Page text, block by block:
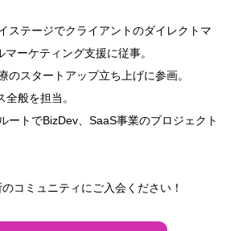
ステージでクライアントのダイレクトマ
ーケティング支援に従事。
のスタートアップ立ち上げに参画。
般を担当。
ートでBizDev、SaaS事業のプロジェクト
コミュニティにご入会ください！